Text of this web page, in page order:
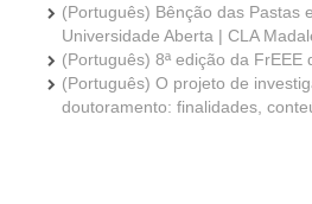
(Português) Bênção das Pastas
Universidade Aberta | CLA
(Português) 8ª edição da FrEEE
(Português) O projeto de
doutoramento: finalidades,